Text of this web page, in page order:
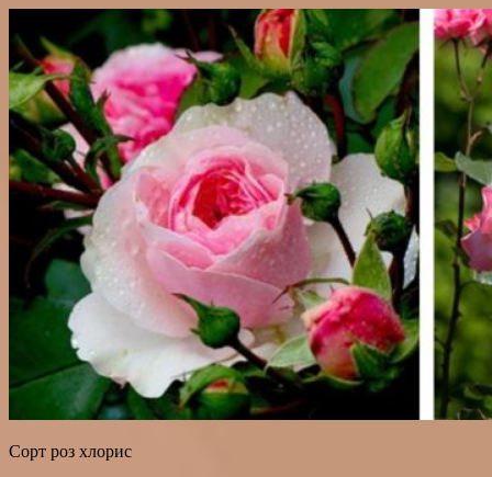
Сорт роз хлорис